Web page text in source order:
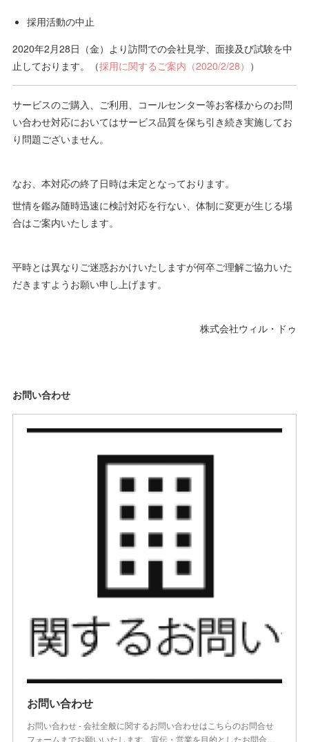
採用活動の中止
2020年2月28日（金）より訪問での会社見学、面接及び試験を中
止しております。（採用に関するご案内（2020/2/28） ）
サービスのご購入、ご利用、コールセンター等お客様からのお問
い合わせ対応においてはサービス品質を保ち引き続き実施してお
り問題ございません。
なお、本対応の終了日時は未定となっております。
世情を鑑み随時迅速に検討対応を行ない、体制に変更が生じる場
合はご案内いたします。
平時とは異なりご迷惑おかけいたしますが何卒ご理解ご協力いた
だきますようお願い申し上げます。
株式会社ウィル・ドゥ
お問い合わせ
お問い合わせ
お問い合わせ - 会社全般に関するお問い合わせはこちらのお問合せ
フォームまでお願いいたします。宣伝・営業を目的としたお問合…